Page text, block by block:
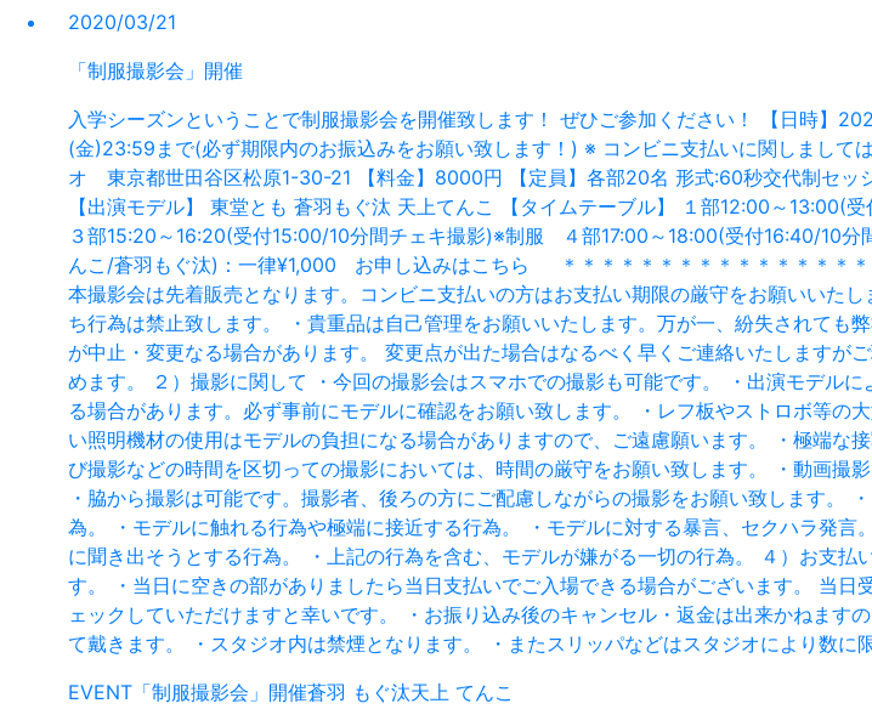
2020/03/21
「制服撮影会」開催
入学シーズンということで制服撮影会を開催致します！ ぜひご参加ください！ 【日時】
(金)23:59まで(必ず期限内のお振込みをお願い致します！) ※ コンビニ支払いに関しまして
オ 東京都世田谷区松原1-30-21 【料金】8000円 【定員】各部20名 形式:60秒交代制セッ
【出演モデル】 東堂とも 蒼羽もぐ汰 天上てんこ 【タイムテーブル】 １部12:00～
３部15:20～16:20(受付15:00/10分間チェキ撮影)※制服 ４部17:00～18:00(受付16:40/
んこ/蒼羽もぐ汰)：一律¥1,000 お申し込みはこちら ＊＊＊＊＊＊＊＊＊＊＊＊＊＊＊
本撮影会は先着販売となります。コンビニ支払いの方はお支払い期限の厳守をお願いいた
ち行為は禁止致します。 ・貴重品は自己管理をお願いいたします。万が一、紛失されて
が中止・変更なる場合があります。 変更点が出た場合はなるべく早くご連絡いたします
めます。 ２）撮影に関して ・今回の撮影会はスマホでの撮影も可能です。 ・出演モデル
る場合があります。必ず事前にモデルに確認をお願い致します。 ・レフ板やストロボ等
い照明機材の使用はモデルの負担になる場合がありますので、ご遠慮願います。 ・極端
び撮影などの時間を区切っての撮影においては、時間の厳守をお願い致します。 ・動画撮
・脇から撮影は可能です。撮影者、後ろの方にご配慮しながらの撮影をお願い致します
為。 ・モデルに触れる行為や極端に接近する行為。 ・モデルに対する暴言、セクハラ発
に聞き出そうとする行為。 ・上記の行為を含む、モデルが嫌がる一切の行為。 ４）お支
す。 ・当日に空きの部がありましたら当日支払いでご入場できる場合がございます。 当
ェックしていただけますと幸いです。 ・お振り込み後のキャンセル・返金は出来かねま
て戴きます。 ・スタジオ内は禁煙となります。 ・またスリッパなどはスタジオにより数に
EVENT 「制服撮影会」開催蒼羽 もぐ汰天上 てんこ